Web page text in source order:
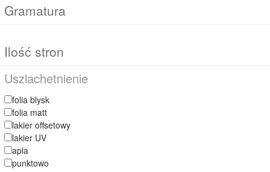
Uszlachetnienie
folia blysk
folia matt
lakier offsetowy
lakier UV
apla
punktowo